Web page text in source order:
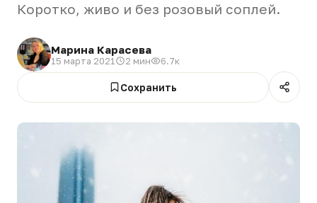
Коротко, живо и без розовый соплей.
Марина Карасева
15 марта 2021 2 мин 6.7к
Сохранить